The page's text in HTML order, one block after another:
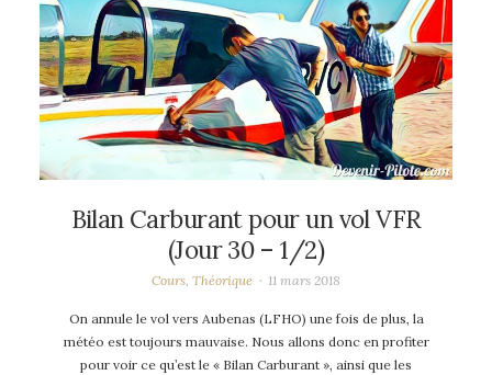
Bilan Carburant pour un vol VFR
(Jour 30 – 1/2)
Cours ,Théorique 11 mars 2018
On annule le vol vers Aubenas (LFHO) une fois de plus, la
météo est toujours mauvaise. Nous allons donc en profiter
pour voir ce qu’est le « Bilan Carburant », ainsi que les